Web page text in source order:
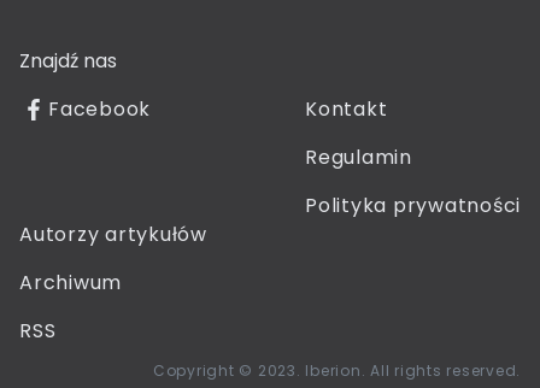
Znajdź nas
Facebook
Kontakt
Regulamin
Polityka prywatności
Autorzy artykułów
Archiwum
RSS
Copyright © 2023. Iberion. All rights reserved.